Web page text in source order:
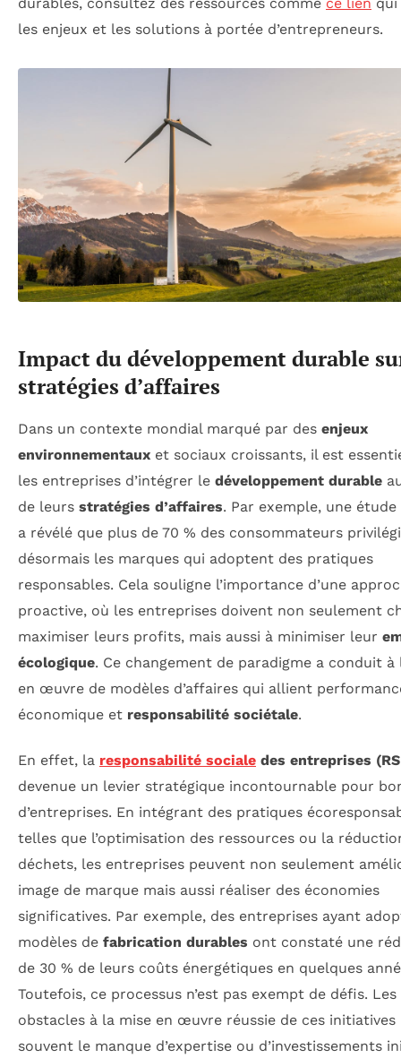
les enjeux et les solutions à portée d’entrepreneurs.
Impact du développement durable
stratégies d’affaires
Dans un contexte mondial marqué par des enjeux
environnementaux et sociaux croissants, il est
les entreprises d’intégrer le développement durable
de leurs stratégies d’affaires. Par exemple, une
a révélé que plus de 70 % des consommateurs
désormais les marques qui adoptent des pratiques
responsables. Cela souligne l’importance d’une
proactive, où les entreprises doivent non seulement
maximiser leurs profits, mais aussi à minimiser leur
écologique. Ce changement de paradigme a conduit à
en œuvre de modèles d’affaires qui allient
économique et responsabilité sociétale.
En effet, la responsabilité sociale des entreprises
devenue un levier stratégique incontournable pour
d’entreprises. En intégrant des pratiques
telles que l’optimisation des ressources ou la
déchets, les entreprises peuvent non seulement
image de marque mais aussi réaliser des économies
significatives. Par exemple, des entreprises ayant
modèles de fabrication durables ont constaté une
de 30 % de leurs coûts énergétiques en quelques
Toutefois, ce processus n’est pas exempt de défis. Les
obstacles à la mise en œuvre réussie de ces
souvent le manque d’expertise ou d’investissements